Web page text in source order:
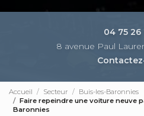
04 75 26
8 avenue Paul
Accueil Secteur
Buis-les-Baronnies
Faire repeindre une voiture neuve
Baronnies